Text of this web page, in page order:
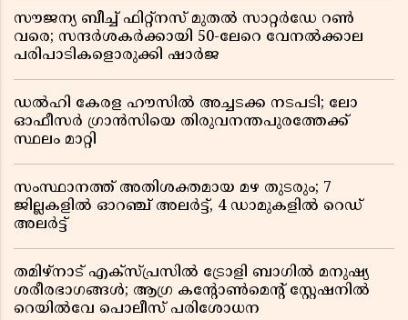
സൗജന്യ ബീച്ച് ഫിറ്റ്നസ് മുതൽ സാറ്റർഡേ റൺ
വരെ; സന്ദർശകർക്കായി 50-ലേറെ വേനൽക്കാല
പരിപാടികളൊരുക്കി ഷാർജ
ഡൽഹി കേരള ഹൗസിൽ അച്ചടക്ക നടപടി; ലോ
ഓഫീസർ ഗ്രാൻസിയെ തിരുവനന്തപുരത്തേക്ക്
സ്ഥലം മാറ്റി
സംസ്ഥാനത്ത് അതിശക്തമായ മഴ തുടരും; 7
ജില്ലകളിൽ ഓറഞ്ച് അലർട്ട്, 4 ഡാമുകളിൽ റെഡ്
അലർട്ട്
തമിഴ്‌നാട് എക്സ്പ്രസിൽ ട്രോളി ബാഗിൽ മനുഷ്യ
ശരീരഭാഗങ്ങൾ; ആഗ്ര കൻ്റോൺമെൻ്റ് സ്റ്റേഷനിൽ
റെയിൽവേ പൊലീസ് പരിശോധന